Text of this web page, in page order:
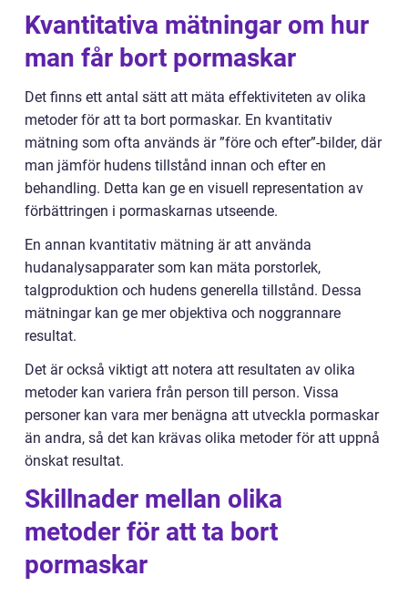
Kvantitativa mätningar om hur
man får bort pormaskar
Det finns ett antal sätt att mäta effektiviteten av olika
metoder för att ta bort pormaskar. En kvantitativ
mätning som ofta används är ”före och efter”-bilder, där
man jämför hudens tillstånd innan och efter en
behandling. Detta kan ge en visuell representation av
förbättringen i pormaskarnas utseende.
En annan kvantitativ mätning är att använda
hudanalysapparater som kan mäta porstorlek,
talgproduktion och hudens generella tillstånd. Dessa
mätningar kan ge mer objektiva och noggrannare
resultat.
Det är också viktigt att notera att resultaten av olika
metoder kan variera från person till person. Vissa
personer kan vara mer benägna att utveckla pormaskar
än andra, så det kan krävas olika metoder för att uppnå
önskat resultat.
Skillnader mellan olika
metoder för att ta bort
pormaskar